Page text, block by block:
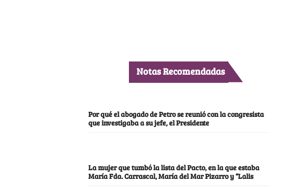
Notas Recomendadas
Por qué el abogado de Petro se reunió con la congresista
que investigaba a su jefe, el Presidente
La mujer que tumbó la lista del Pacto, en la que estaba
María Fda. Carrascal, María del Mar Pizarro y “Lalis